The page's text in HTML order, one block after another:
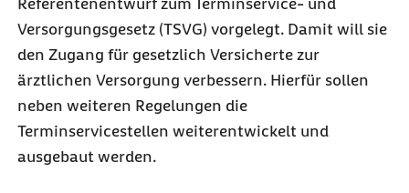
Versorgungsgesetz (TSVG) vorgelegt. Damit will sie
den Zugang für gesetzlich Versicherte zur
ärztlichen Versorgung verbessern. Hierfür sollen
neben weiteren Regelungen die
Terminservicestellen weiterentwickelt und
ausgebaut werden.